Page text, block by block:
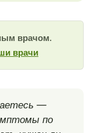
врачом.
врачи
—
по